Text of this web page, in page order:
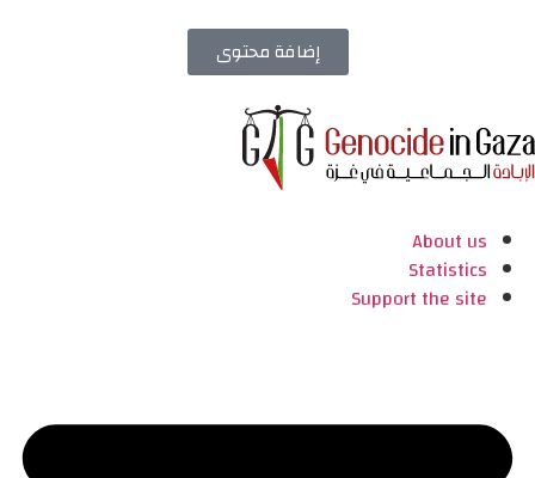
إضافة محتوى
About us
Statistics
Support the site